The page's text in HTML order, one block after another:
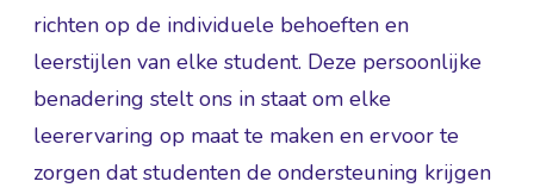
richten op de individuele behoeften en
leerstijlen van elke student. Deze persoonlijke
benadering stelt ons in staat om elke
leerervaring op maat te maken en ervoor te
zorgen dat studenten de ondersteuning krijgen